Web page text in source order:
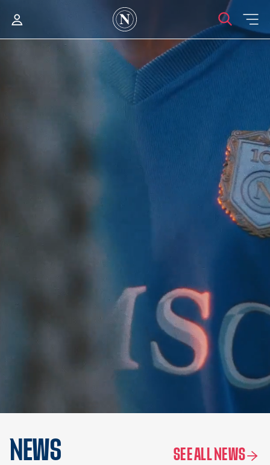
NEWS SEE ALL NEWS